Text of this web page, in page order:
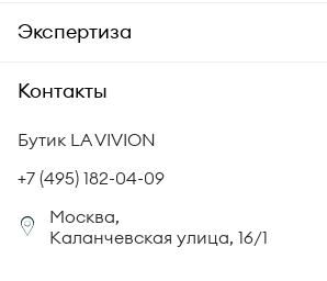
Аксессуары
Гарантия подлинности
Комплект документов
Политика возврата
Сертификация бриллиантов
Юридическая информация
О компании
СМИ о нас
Корпоративный портал
Экспертиза
Академия LA VIVION
Статьи
Контакты
Бутик LA VIVION
+7 (495) 182-04-09
Москва,
Каланчевская улица, 16/1